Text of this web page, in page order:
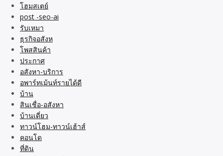
โฮมสเตย์
post -seo-ai
รับเหมา
ธุรกิจอสังห
โพสสินค้า
ประกาศ
อสังหา-บริการ
อพาร์ทเม้นท์รายได้ดี
บ้าน
สินเชื่อ-อสังหา
บ้านเดี่ยว
ทาวน์โฮม-ทาวน์เฮ้าส์
คอนโด
ที่ดิน